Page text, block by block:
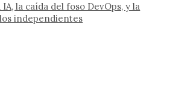
IA, la caída del foso DevOps, y la
independientes